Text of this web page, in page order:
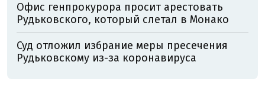
Офис генпрокурора просит арестовать
Рудьковского, который слетал в Монако
Суд отложил избрание меры пресечения
Рудьковскому из-за коронавируса